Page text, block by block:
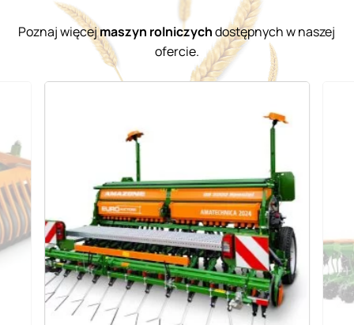
Poznaj więcejmaszyn rolniczychdostępnych w naszej
ofercie.